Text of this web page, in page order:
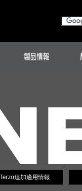
Terzo追加適用情報